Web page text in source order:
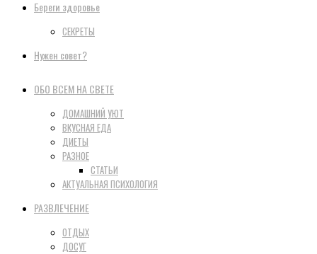
Береги здоровье
СЕКРЕТЫ
Нужен совет?
ОБО ВСЕМ НА СВЕТЕ
ДОМАШНИЙ УЮТ
ВКУСНАЯ ЕДА
ДИЕТЫ
РАЗНОЕ
СТАТЬИ
АКТУАЛЬНАЯ ПСИХОЛОГИЯ
РАЗВЛЕЧЕНИЕ
ОТДЫХ
ДОСУГ